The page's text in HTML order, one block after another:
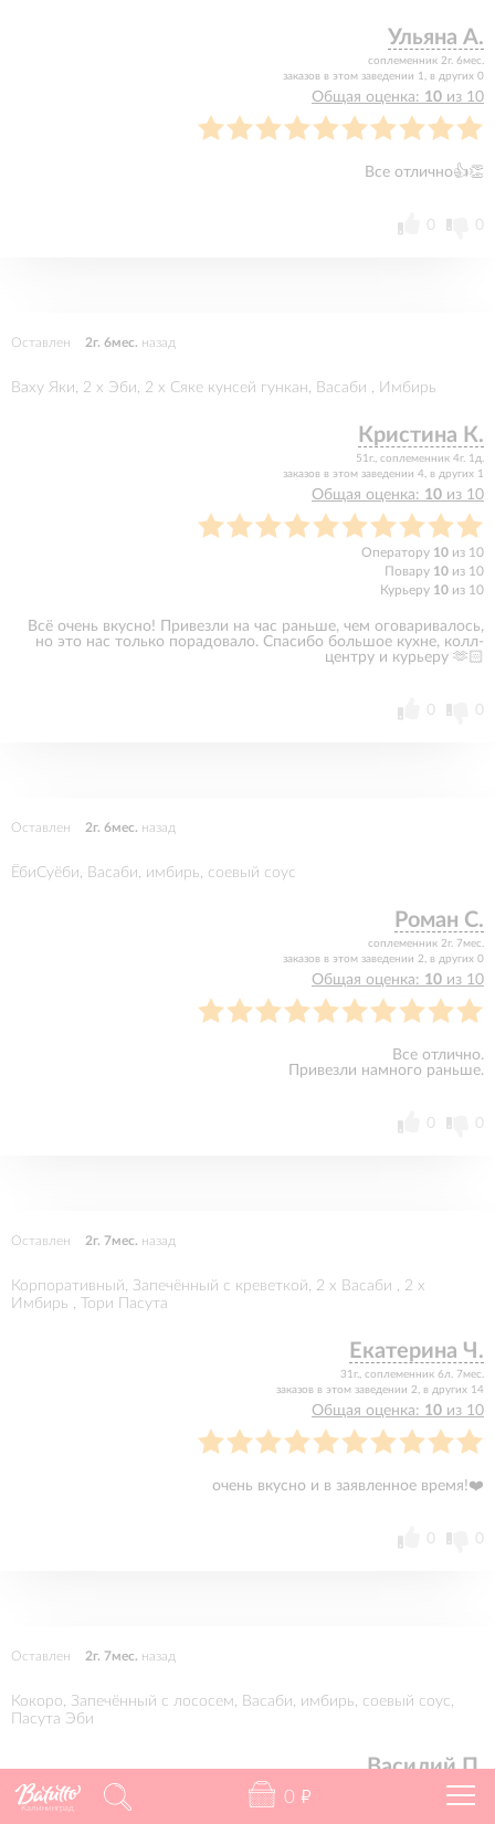
Ульяна А.
соплеменник 2г. 6мес.
заказов в этом заведении 1, в других 0
Общая оценка: 10 из 10
Все отлично👍👏
0 0
Оставлен 2г. 6мес. назад
Ваху Яки, 2 x Эби, 2 x Сяке кунсей гункан, Васаби , Имбирь
Кристина К.
51г., соплеменник 4г. 1д.
заказов в этом заведении 4, в других 1
Общая оценка: 10 из 10
Оператору 10 из 10
Повару 10 из 10
Курьеру 10 из 10
Всё очень вкусно! Привезли на час раньше, чем оговаривалось,
но это нас только порадовало. Спасибо большое кухне, колл-
центру и курьеру 🫶🏻
0 0
Оставлен 2г. 6мес. назад
ЁбиСуёби, Васаби, имбирь, соевый соус
Роман С.
соплеменник 2г. 7мес.
заказов в этом заведении 2, в других 0
Общая оценка: 10 из 10
Все отлично.
Привезли намного раньше.
0 0
Оставлен 2г. 7мес. назад
Корпоративный, Запечённый с креветкой, 2 x Васаби , 2 x
Имбирь , Тори Пасута
Екатерина Ч.
31г., соплеменник 6л. 7мес.
заказов в этом заведении 2, в других 14
Общая оценка: 10 из 10
очень вкусно и в заявленное время!❤️
0 0
Оставлен 2г. 7мес. назад
Кокоро, Запечённый с лососем, Васаби, имбирь, соевый соус,
Пасута Эби
Василий П.
соплеменник 2г. 7мес.
заказов в этом заведении 6, в других 20
Калининград
0 "